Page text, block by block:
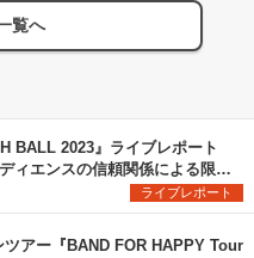
覧へ
BALL 2023』ライブレポート
ィエンスの信頼関係による限界
ライブレポート
アー『BAND FOR HAPPY Tour